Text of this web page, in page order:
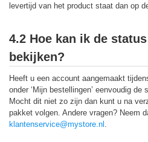
levertijd van het product staat dan op
4.2 Hoe kan ik de
bekijken?
Heeft u een account aangemaakt
onder ‘Mijn bestellingen’ eenvoudig
Mocht dit niet zo zijn dan kunt u na
pakket volgen. Andere vragen? Neem
klantenservice@mystore.nl